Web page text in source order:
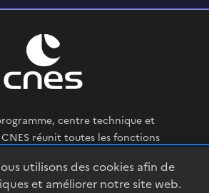
utilisons des cookies afin de
et améliorer notre site web.
centre technique et
réunit toutes les fonctions
spatiale.